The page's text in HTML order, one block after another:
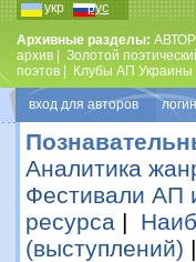
укр рус
Архивные разделы:
архив
Золотой
поэтов
Клубы АП Украины
вход для авторов
Аналитика
Фестивали АП
ресурса |
(выступлений)